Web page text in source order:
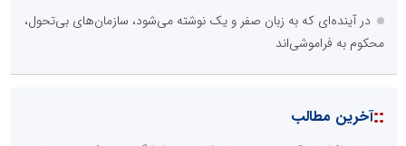
در آینده‌ای که به زبان صفر و یک نوشته می‌شود، سازمان‌های بی‌تحول،
محکوم به فراموشی‌اند
::آخرین مطالب